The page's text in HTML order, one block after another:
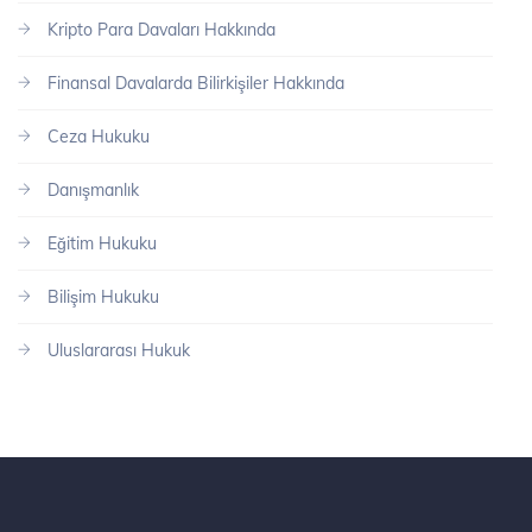
Kripto Para Davaları Hakkında
Finansal Davalarda Bilirkişiler Hakkında
Ceza Hukuku
Danışmanlık
Eğitim Hukuku
Bilişim Hukuku
Uluslararası Hukuk